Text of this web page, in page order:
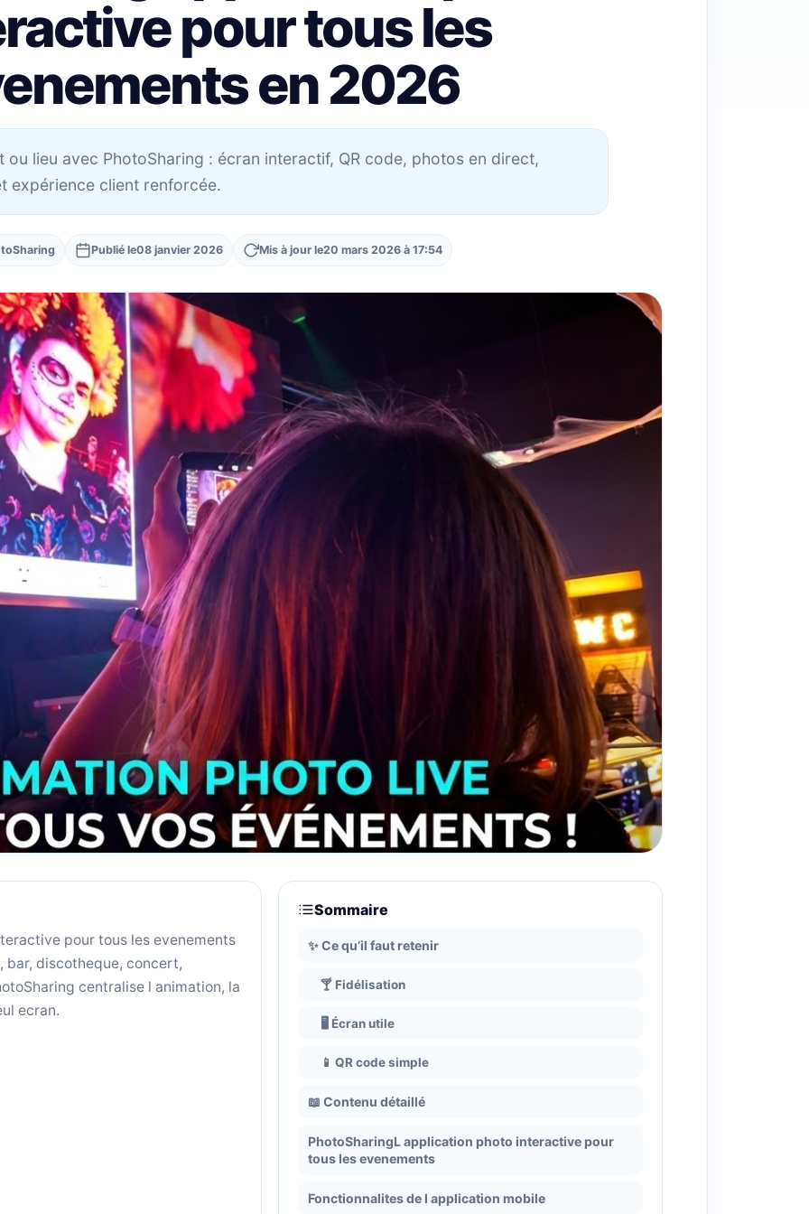
pour tous les
en 2026
ou lieu avec PhotoSharing : écran interactif, QR code, photos en direct,
expérience client renforcée.
Publié le08 janvier 2026 Mis à jour le20 mars 2026 à 17:54
pour tous les evenements
bar, discotheque, concert,
centralise l animation, la
ecran.
Sommaire
✨ Ce qu’il faut retenir
🍸 Fidélisation
🖥️ Écran utile
📱 QR code simple
📖 Contenu détaillé
PhotoSharingL application photo interactive pour
tous les evenements
Fonctionnalites de l application mobile